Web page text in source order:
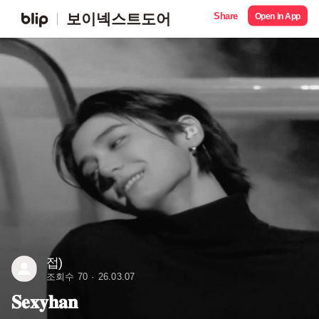
보이넥스트도어 Share Open in App
접)
조회수 70 26.03.07
𝐒𝐞𝐱𝐲𝐡𝐚𝐧